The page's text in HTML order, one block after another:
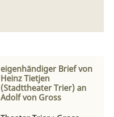
eigenhändiger Brief von
Heinz Tietjen
(Stadttheater Trier) an
Adolf von Gross